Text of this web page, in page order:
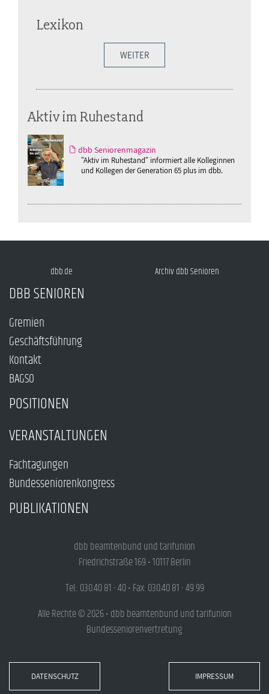
Lexikon
WEITER
Aktiv im Ruhestand
dbb Seniorenmagazin
"Aktiv im Ruhestand" informiert alle Kolleginnen
und Kollegen der Generation 65 plus im dbb.
dbb.de Archiv dbb Senioren
DBB SENIOREN
Gremien
Geschäftsführung
Kontakt
BAGSO
POSITIONEN
VERANSTALTUNGEN
Fachtagungen
Bundesseniorenkongress
PUBLIKATIONEN
dbb beamtenbund und tarifunion
Friedrichstraße 169 • 10117 Berlin
Tel.: 030.40 81 - 40 • Fax: 030.40 81 - 49 99
Alle Rechte © 2026 • dbb beamtenbund und tarifunion
Bundesseniorenvertretung
DATENSCHUTZ IMPRESSUM